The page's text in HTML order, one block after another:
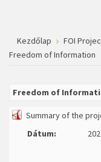
Kezdőlap FOI
Freedom of Information
Freedom of
Summary of the
Dátum: